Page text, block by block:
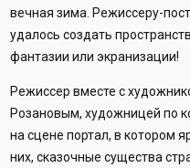
вечная зима. Режиссеру-
удалось создать
фантазии или экранизации!
Режиссер вместе с
Розановым, художницей по
на сцене портал, в котором
них, сказочные существа